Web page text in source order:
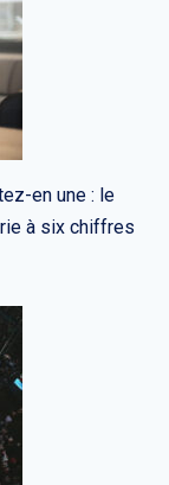
en une : le
à six chiffres